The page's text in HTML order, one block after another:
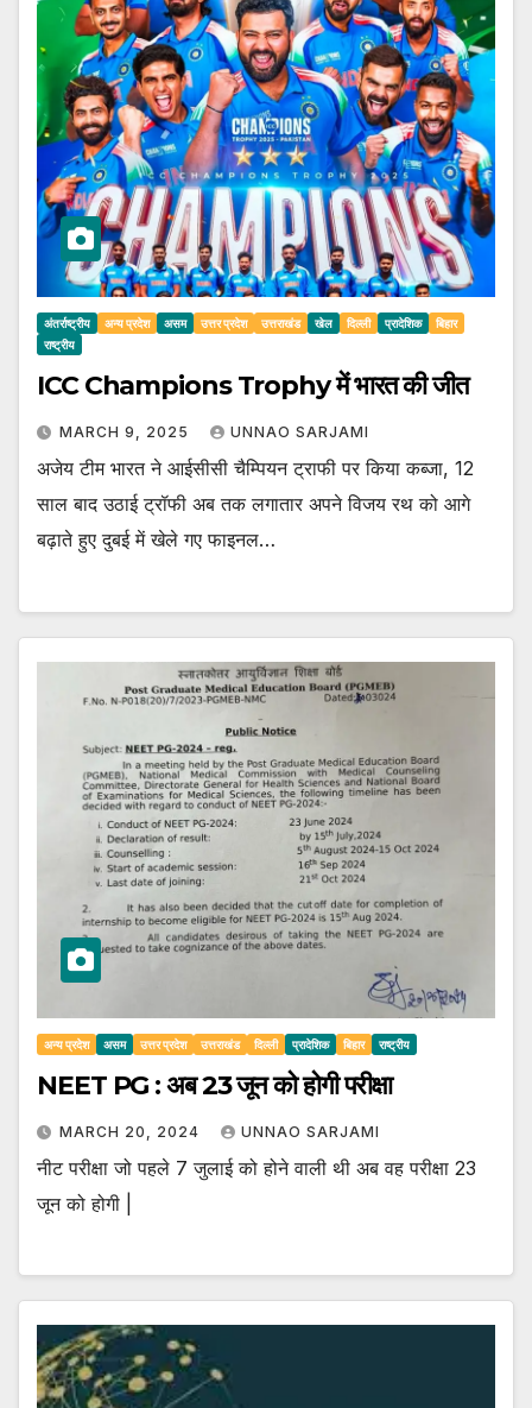
अंतर्राष्ट्रीय अन्य प्रदेश असम उत्तर प्रदेश उत्तराखंड खेल दिल्ली प्रादेशिक
बिहार
राष्ट्रीय
ICC Champions Trophy में भारत की जीत
MARCH 9, 2025 UNNAO SARJAMI
अजेय टीम भारत ने आईसीसी चैम्पियन ट्राफी पर किया कब्जा, 12
साल बाद उठाई ट्रॉफी अब तक लगातार अपने विजय रथ को आगे
बढ़ाते हुए दुबई में खेले गए फाइनल…
अन्य प्रदेश असम उत्तर प्रदेश उत्तराखंड दिल्ली प्रादेशिक बिहार राष्ट्रीय
NEET PG : अब 23 जून को होगी परीक्षा
MARCH 20, 2024 UNNAO SARJAMI
नीट परीक्षा जो पहले 7 जुलाई को होने वाली थी अब वह परीक्षा 23
जून को होगी |